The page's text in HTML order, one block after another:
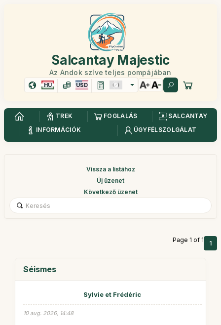
Salcantay Majestic
Az Andok szíve teljes pompájában
HU USD
TREK FOGLALÁS
SALCANTAY
INFORMÁCIÓK
ÜGYFÉLSZOLGÁLAT
Vissza a listához
Új üzenet
Következő üzenet
Page 1 of 1 1
Séismes
Sylvie et Frédéric
10 aug. 2026, 14:48